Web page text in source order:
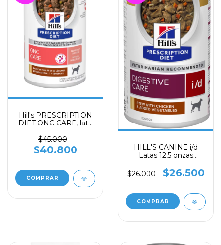
Hill's PRESCRIPTION
DIET ONC CARE, lata
$45.000
$40.800
HILL'S CANINE i/d
Latas 12,5 onzas
verduras
$26.000 $26.500